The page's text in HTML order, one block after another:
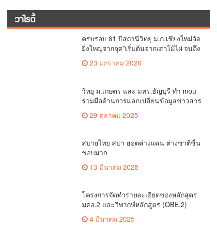
วาไรตี้
ครบรอบ 61 ปีสถานีวิทยุ ม.ก.เชียงใหม่จัด
ยิ่งใหญ่จากจุด”เริ่มต้นจากเสาไม้ไผ่ จนถึง
วันที่มี KURplus ในวันนี้”
23 มกราคม 2026
วิทยุ ม.เกษตร และ มทร.ธัญบุรี ทำ mou
ร่วมมือด้านการแลกเปลี่ยนข้อมูลข่าวสาร
ครอบคลุม
29 ตุลาคม 2025
สบายไทย สปา ฮอตต่างแดน ต่างชาติชื่น
ชอบมาก
13 มีนาคม 2025
โครงการจัดทำรายละเอียดของหลักสูตร
มคอ.2 และวิพากษ์หลักสูตร (OBE.2)
4 มีนาคม 2025